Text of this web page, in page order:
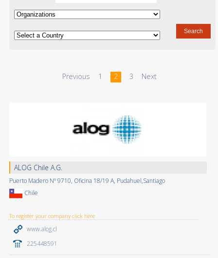
Previous 1 2 3 Next
ALOG Chile A.G.
Puerto Madero Nº 9710, Oficina 18/19 A, Pudahuel,Santiago
Chile
To register your company click here
www.alog.cl
225448591